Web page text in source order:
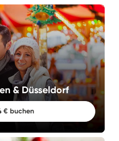
& Düsseldorf
€ buchen